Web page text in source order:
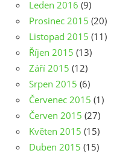
Leden 2016 (9)
Prosinec 2015 (20)
Listopad 2015 (11)
Říjen 2015 (13)
Září 2015 (12)
Srpen 2015 (6)
Červenec 2015 (1)
Červen 2015 (27)
Květen 2015 (15)
Duben 2015 (15)